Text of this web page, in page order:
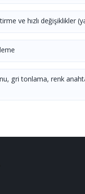
ve hızlı değişiklikler
gri tonlama, renk